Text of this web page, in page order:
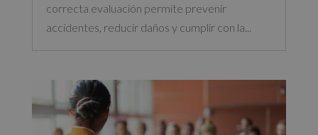
correcta evaluación permite prevenir
accidentes, reducir daños y cumplir con la...